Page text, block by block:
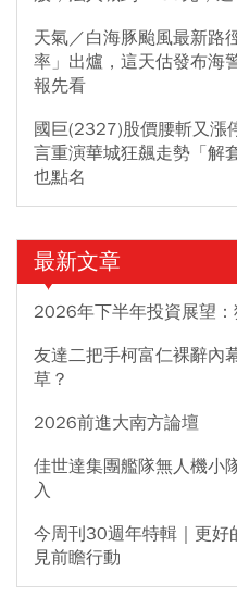
天氣／白海豚颱風最新路
率」出爐，這天估發布海
報先看
國巨(2327)股價腰斬又漲
言重演華城狂飆走勢「解
也點名
最新文章
2026年下半年投資展望
友達二把手柯富仁裸辭內
草？
2026前進大南方論壇
佳世達集團艦隊無人機小
入
今周刊30週年特輯｜更好
見前瞻行動